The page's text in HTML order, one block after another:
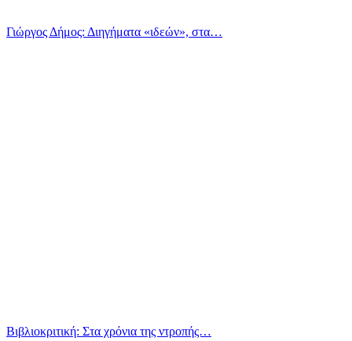
Γιώργος Δήμος: Διηγήματα «ιδεών», στα…
Βιβλιοκριτική: Στα χρόνια της ντροπής…